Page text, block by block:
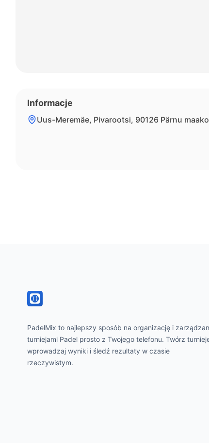
Informacje
Uus-Meremäe, Pivarootsi, 90126 Pärnu
PadelMix to najlepszy sposób na organizację i
turniejami Padel prosto z Twojego telefonu. Twórz
wprowadzaj wyniki i śledź rezultaty w czasie
rzeczywistym.